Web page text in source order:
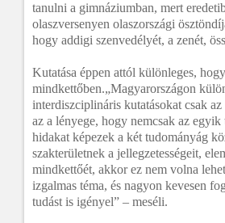
tanulni a gimnáziumban, mert
olaszversenyen olaszországi
hogy addigi szenvedélyét, a zenét,
Kutatása éppen attól különleges,
mindkettőben.„Magyarországon
interdiszciplináris kutatásokat csak
az a lényege, hogy nemcsak az
hidakat képezek a két tudományág
szakterületnek a jellegzetességeit,
mindkettőét, akkor ez nem volna
izgalmas téma, és nagyon kevesen
tudást is igényel” – meséli.